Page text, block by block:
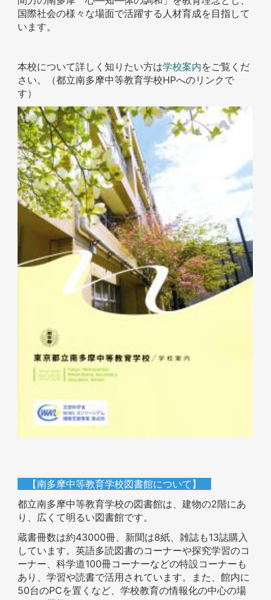
国際社会の様々な場面で活躍する人材育成を目指して
います。
本校について詳しく知りたい方は学校案内をご覧くだ
さい。（都立南多摩中等教育学校HPへのリンクで
す）
【南多摩中等教育学校図書館について】
都立南多摩中等教育学校の図書館は、建物の2階にあ
り、広くて明るい図書館です。
蔵書冊数は約43000冊、新聞は8紙、雑誌も13誌購入
しています。英語多読図書のコーナーや探究学習のコ
ーナー、科学道100冊コーナーなどの特設コーナーも
あり、学習や読書で活用されています。また、館内に
50台のPCを置くなど、学校教育の情報化の中心の場